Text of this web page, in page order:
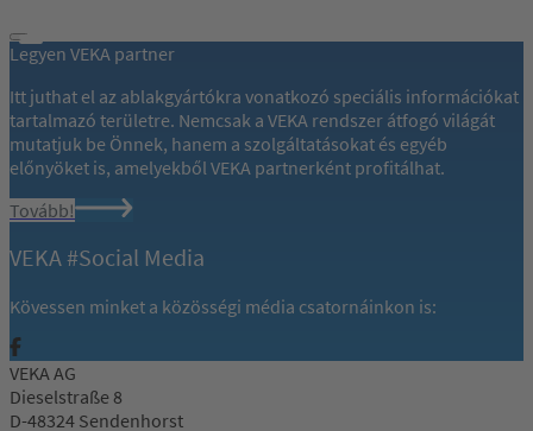
Legyen VEKA partner
Itt juthat el az ablakgyártókra vonatkozó speciális információkat
tartalmazó területre. Nemcsak a VEKA rendszer átfogó világát
mutatjuk be Önnek, hanem a szolgáltatásokat és egyéb
előnyöket is, amelyekből VEKA partnerként profitálhat.
Tovább!
VEKA #Social Media
Kövessen minket a közösségi média csatornáinkon is:
VEKA AG
Dieselstraße 8
D-48324 Sendenhorst